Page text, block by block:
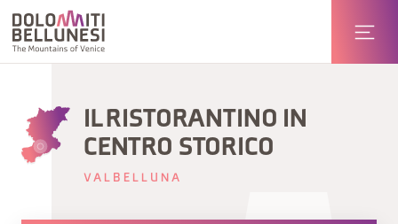
IL RISTORANTINO IN
CENTRO STORICO
VALBELLUNA